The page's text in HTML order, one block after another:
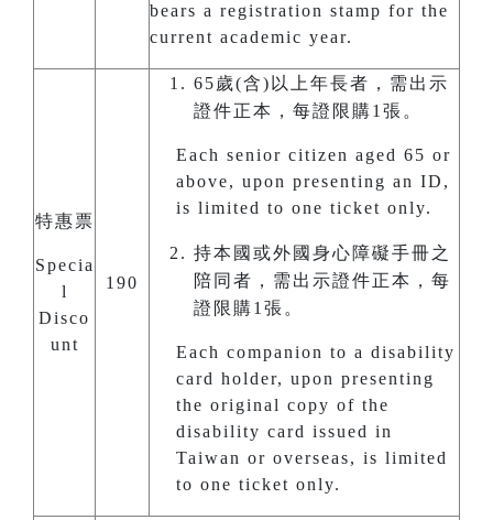
bears a registration stamp for the
current academic year.
特惠票
Specia
l
Disco
unt
190
65歲(含)以上年長者，需出示
證件正本，每證限購1張。
Each senior citizen aged 65 or
above, upon presenting an ID,
is limited to one ticket only.
持本國或外國身心障礙手冊之
陪同者，需出示證件正本，每
證限購1張。
Each companion to a disability
card holder, upon presenting
the original copy of the
disability card issued in
Taiwan or overseas, is limited
to one ticket only.